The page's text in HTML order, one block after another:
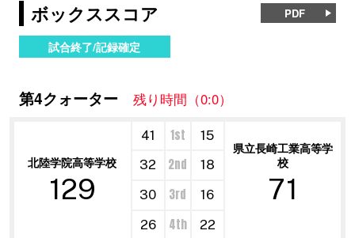
ボックススコア PDF
試合終了/記録確定
第4クォーター 残り時間（0:0）
北陸学院高等学校
129
41 1st 15
県立長崎工業高等学
校
71
32 2nd
18
30
3rd
16
26
4th 22